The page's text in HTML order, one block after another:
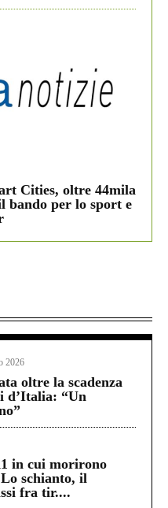
Cities, oltre 44mila
bando per lo sport e
2026
oltre la scadenza
d’Italia: “Un
in cui morirono
schianto, il
fra tir....